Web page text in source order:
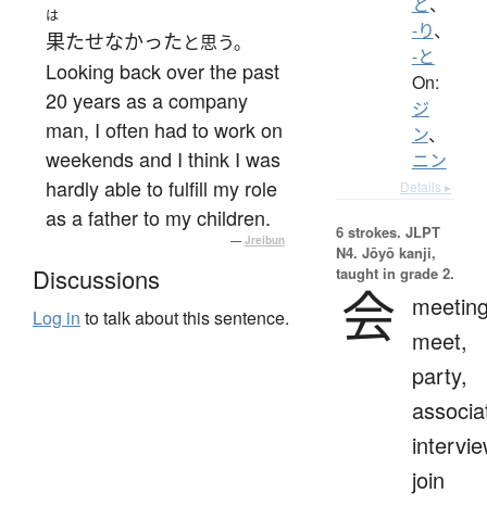
は
果たせなかったと思う。
Looking back over the past
20 years as a company
man, I often had to work on
weekends and I think I was
hardly able to fulfill my role
as a father to my children.
— Jreibun
Discussions
Log in to talk about this sentence.
-り、
-と
On:
ジ
ン、
ニン
Details ▸
6 strokes. JLPT
N4. Jōyō kanji,
taught in grade 2.
会 meet,
party,
join